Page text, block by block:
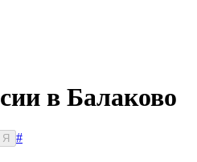
в Балаково
Я
#